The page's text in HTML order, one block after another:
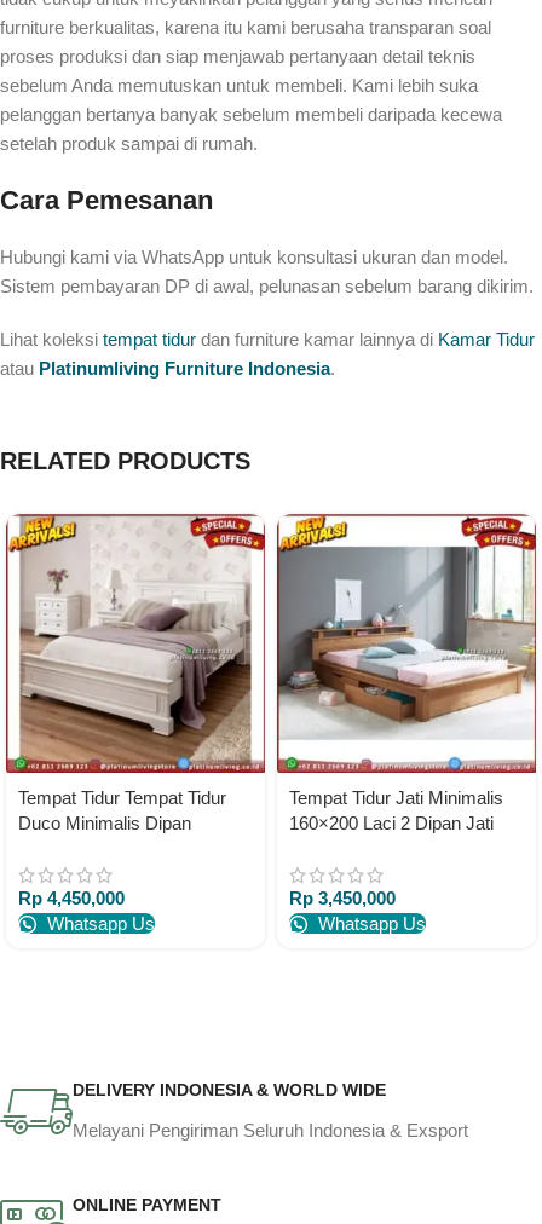
furniture berkualitas, karena itu kami berusaha transparan soal
proses produksi dan siap menjawab pertanyaan detail teknis
sebelum Anda memutuskan untuk membeli. Kami lebih suka
pelanggan bertanya banyak sebelum membeli daripada kecewa
setelah produk sampai di rumah.
Cara Pemesanan
Hubungi kami via WhatsApp untuk konsultasi ukuran dan model.
Sistem pembayaran DP di awal, pelunasan sebelum barang dikirim.
Lihat koleksi tempat tidur dan furniture kamar lainnya di Kamar Tidur
atau Platinumliving Furniture Indonesia.
RELATED PRODUCTS
Tempat Tidur Tempat Tidur
Duco Minimalis Dipan
Rp 4,450,000
Whatsapp Us
Tempat Tidur Jati Minimalis
160×200 Laci 2 Dipan Jati
Rp 3,450,000
Whatsapp Us
DELIVERY INDONESIA & WORLD WIDE
Melayani Pengiriman Seluruh Indonesia & Exsport
ONLINE PAYMENT